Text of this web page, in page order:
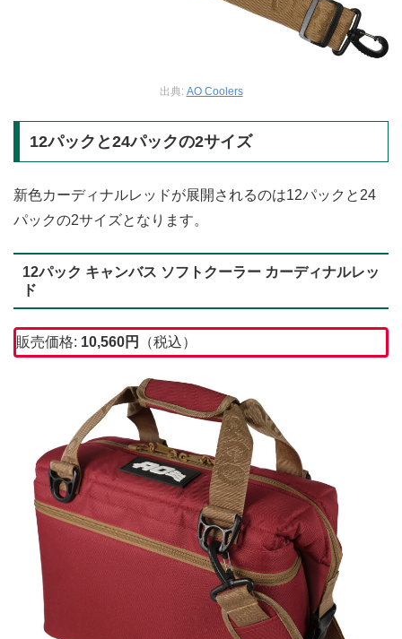
出典: AO Coolers
12パックと24パックの2サイズ
新色カーディナルレッドが展開されるのは12パックと24
パックの2サイズとなります。
12パック キャンバス ソフトクーラー カーディナルレッ
ド
販売価格: 10,560円 （税込）